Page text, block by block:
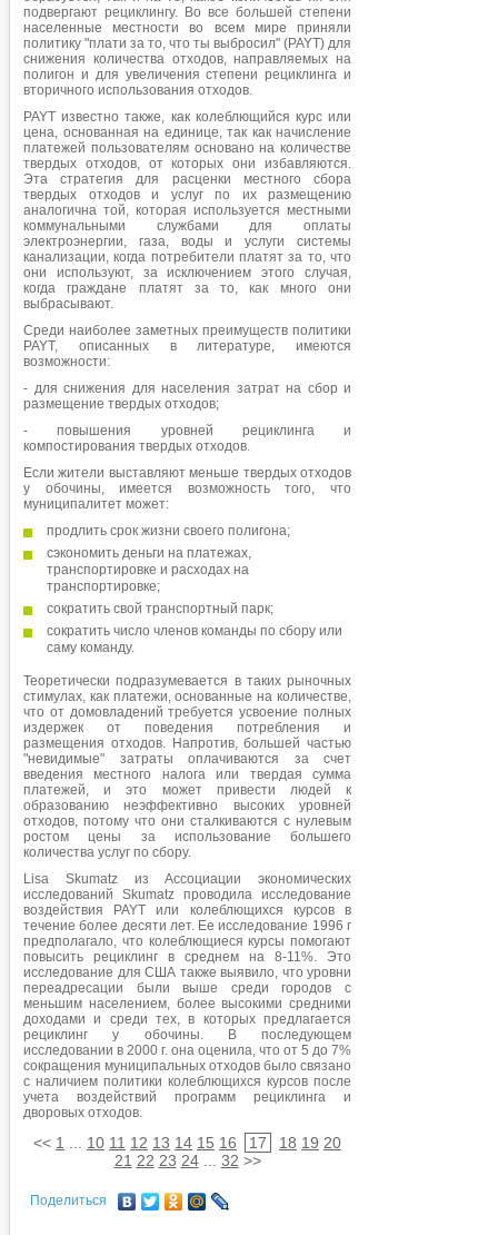
подвергают рециклингу. Во все большей степени
населенные местности во всем мире приняли
политику "плати за то, что ты выбросил" (PAYT) для
снижения количества отходов, направляемых на
полигон и для увеличения степени рециклинга и
вторичного использования отходов.
PAYT известно также, как колеблющийся курс или
цена, основанная на единице, так как начисление
платежей пользователям основано на количестве
твердых отходов, от которых они избавляются.
Эта стратегия для расценки местного сбора
твердых отходов и услуг по их размещению
аналогична той, которая используется местными
коммунальными службами для оплаты
электроэнергии, газа, воды и услуги системы
канализации, когда потребители платят за то, что
они используют, за исключением этого случая,
когда граждане платят за то, как много они
выбрасывают.
Среди наиболее заметных преимуществ политики
PAYT, описанных в литературе, имеются
возможности:
- для снижения для населения затрат на сбор и
размещение твердых отходов;
- повышения уровней рециклинга и
компостирования твердых отходов.
Если жители выставляют меньше твердых отходов
у обочины, имеется возможность того, что
муниципалитет может:
продлить срок жизни своего полигона;
сэкономить деньги на платежах,
транспортировке и расходах на
транспортировке;
сократить свой транспортный парк;
сократить число членов команды по сбору или
саму команду.
Теоретически подразумевается в таких рыночных
стимулах, как платежи, основанные на количестве,
что от домовладений требуется усвоение полных
издержек от поведения потребления и
размещения отходов. Напротив, большей частью
"невидимые" затраты оплачиваются за счет
введения местного налога или твердая сумма
платежей, и это может привести людей к
образованию неэффективно высоких уровней
отходов, потому что они сталкиваются с нулевым
ростом цены за использование большего
количества услуг по сбору.
Lisa Skumatz из Ассоциации экономических
исследований Skumatz проводила исследование
воздействия PAYT или колеблющихся курсов в
течение более десяти лет. Ее исследование 1996 г
предполагало, что колеблющиеся курсы помогают
повысить рециклинг в среднем на 8-11%. Это
исследование для США также выявило, что уровни
переадресации были выше среди городов с
меньшим населением, более высокими средними
доходами и среди тех, в которых предлагается
рециклинг у обочины. В последующем
исследовании в 2000 г. она оценила, что от 5 до 7%
сокращения муниципальных отходов было связано
с наличием политики колеблющихся курсов после
учета воздействий программ рециклинга и
дворовых отходов.
<< 1 10 11 12 13 14 15 16 17 18 19 20
21 22 23 24... 32 >>
Поделиться